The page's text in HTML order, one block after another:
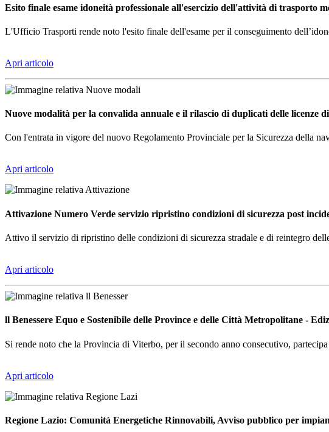
Esito finale esame idoneità professionale all'esercizio dell'attività di trasporto
L'Ufficio Trasporti rende noto l'esito finale dell'esame per il conseguimento
Apri articolo
Nuove modalità per la convalida annuale e il rilascio di duplicati delle licenze
Con l'entrata in vigore del nuovo Regolamento Provinciale per la Sicurezza della
Apri articolo
Attivazione Numero Verde servizio ripristino condizioni di sicurezza post
Attivo il servizio di ripristino delle condizioni di sicurezza stradale e di reintegro
Apri articolo
ll Benessere Equo e Sostenibile delle Province e delle Città Metropolitane -
Si rende noto che la Provincia di Viterbo, per il secondo anno consecutivo,
Apri articolo
Regione Lazio: Comunità Energetiche Rinnovabili, Avviso pubblico per